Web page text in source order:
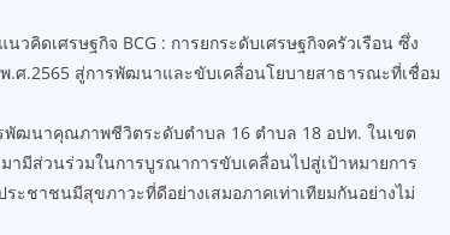
คิดเศรษฐกิจ BCG : การยกระดับเศรษฐกิจครัวเรือน ซึ่ง
ศ.2565 สู่การพัฒนาและขับเคลื่อนโยบายสาธารณะที่เชื่อม
พัฒนาคุณภาพชีวิตระดับตำบล 16 ตำบล 18 อปท. ในเขต
ามีส่วนร่วมในการบูรณาการขับเคลื่อนไปสู่เป้าหมายการ
ชาชนมีสุขภาวะที่ดีอย่างเสมอภาคเท่าเทียมกันอย่างไม่